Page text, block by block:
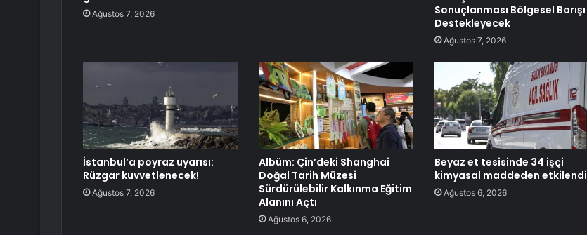
Ağustos 7, 2026
Sonuçlanması Bölgesel Barışı
Destekleyecek
Ağustos 7, 2026
İstanbul’a poyraz uyarısı:
Rüzgar kuvvetlenecek!
Ağustos 7, 2026
Albüm: Çin’deki Shanghai
Doğal Tarih Müzesi
Sürdürülebilir Kalkınma Eğitim
Alanını Açtı
Ağustos 6, 2026
Beyaz et tesisinde 34 işçi
kimyasal maddeden etkilendi
Ağustos 6, 2026